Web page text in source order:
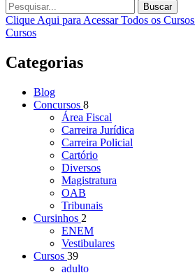
Buscar
Clique Aqui para Acessar Todos os Cursos
Cursos
Categorias
Blog
Concursos 8
Área Fiscal
Carreira Jurídica
Carreira Policial
Cartório
Diversos
Magistratura
OAB
Tribunais
Cursinhos 2
ENEM
Vestibulares
Cursos 39
adulto